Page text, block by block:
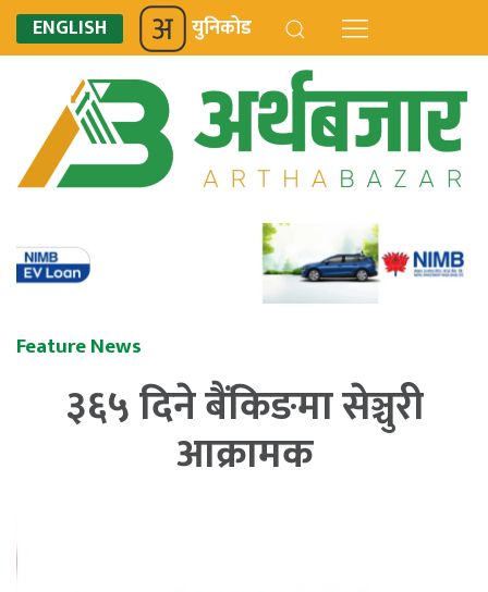
ENGLISH युनिकोड
Feature News
३६५ दिने बैंकिङमा सेञ्चुरी
आक्रामक